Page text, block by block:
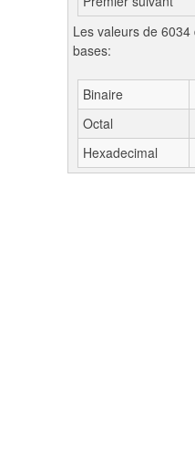
Les valeurs de
bases:
Binaire
Octal
Hexadecimal